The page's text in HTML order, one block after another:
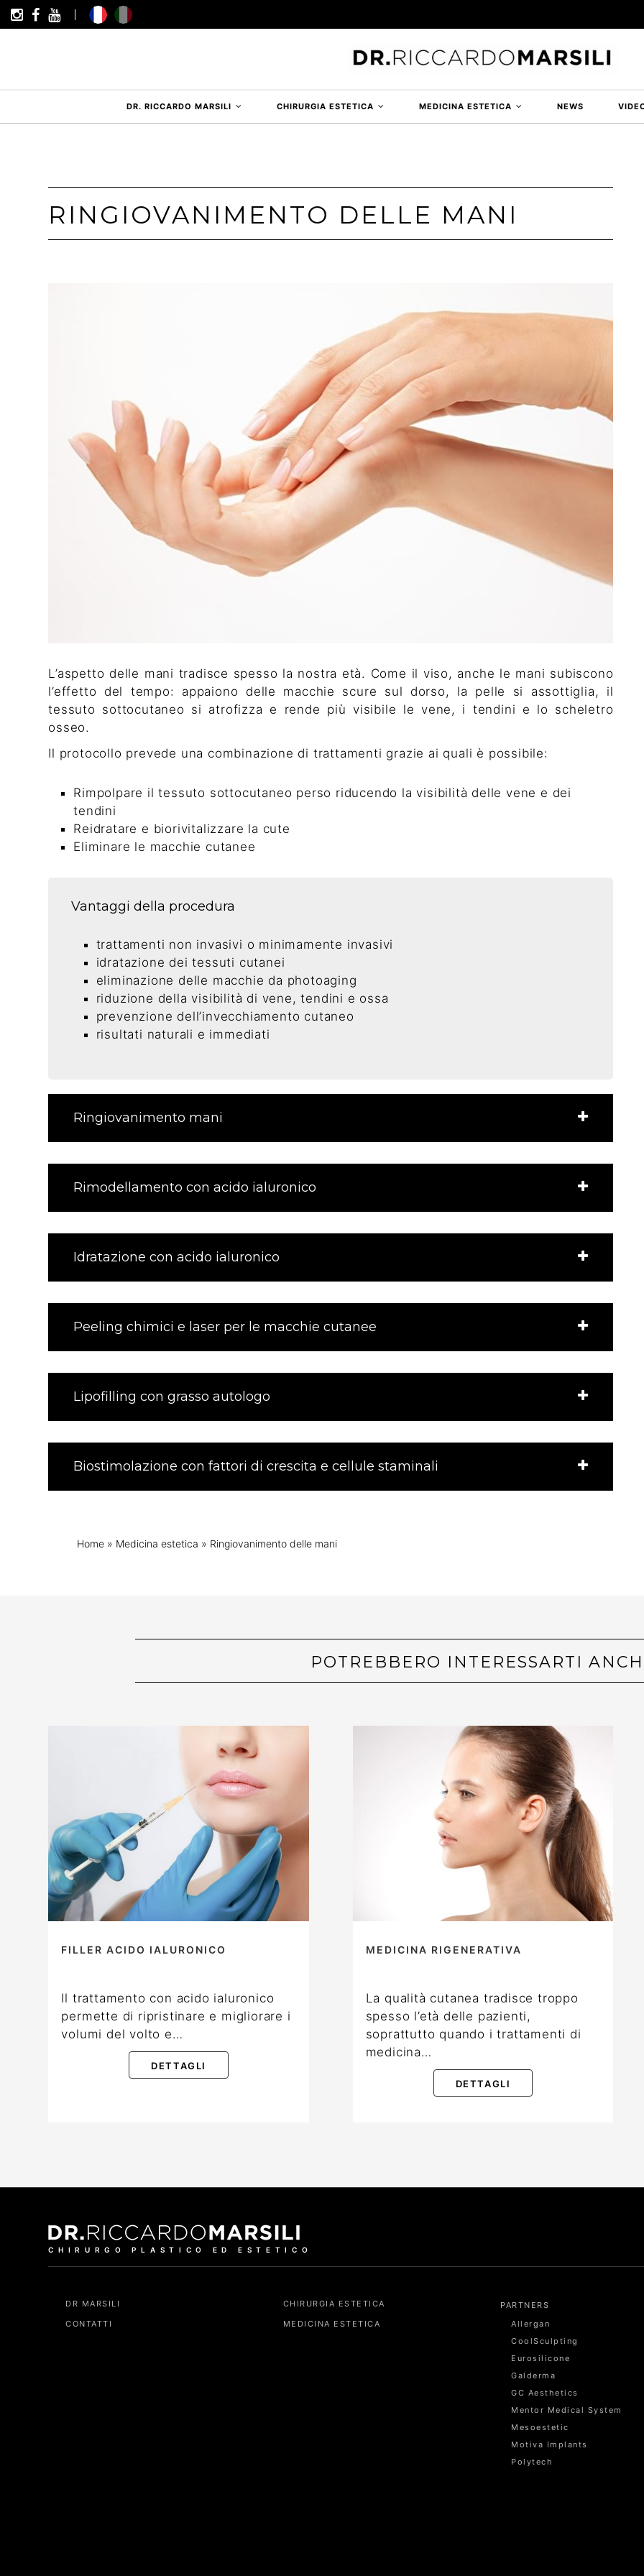
DR. RICCARDO MARSILI CHIRURGIA ESTETICA MEDICINA ESTETICA NEWS
RINGIOVANIMENTO DELLE MANI
L’aspetto delle mani tradisce spesso la nostra età. Come il viso, anche le mani subiscono
l’effetto del tempo: appaiono delle macchie scure sul dorso, la pelle si assottiglia, il
tessuto sottocutaneo si atrofizza e rende più visibile le vene, i tendini e lo scheletro
osseo.
Il protocollo prevede una combinazione di trattamenti grazie ai quali è possibile:
Rimpolpare il tessuto sottocutaneo perso riducendo la visibilità delle vene e dei
tendini
Reidratare e biorivitalizzare la cute
Eliminare le macchie cutanee
Vantaggi della procedura
trattamenti non invasivi o minimamente invasivi
idratazione dei tessuti cutanei
eliminazione delle macchie da photoaging
riduzione della visibilità di vene, tendini e ossa
prevenzione dell’invecchiamento cutaneo
risultati naturali e immediati
Ringiovanimento mani
Rimodellamento con acido ialuronico
Idratazione con acido ialuronico
Peeling chimici e laser per le macchie cutanee
Lipofilling con grasso autologo
Biostimolazione con fattori di crescita e cellule staminali
Home» Medicina estetica » Ringiovanimento delle mani
POTREBBERO INTERESSARTI
FILLER ACIDO IALURONICO
Il trattamento con acido ialuronico
permette di ripristinare e migliorare i
volumi del volto e…
DETTAGLI
MEDICINA RIGENERATIVA
La qualità cutanea tradisce troppo
spesso l’età delle pazienti,
soprattutto quando i trattamenti di
medicina…
DETTAGLI
CHIRURGO PLASTICO ED ESTETICO
DR MARSILI
CONTATTI
CHIRURGIA ESTETICA
MEDICINA ESTETICA
PARTNERS
Allergan
CoolSculpting
Eurosilicone
Galderma
GC Aesthetics
Mentor Medical System
Mesoestetic
Motiva Implants
Polytech